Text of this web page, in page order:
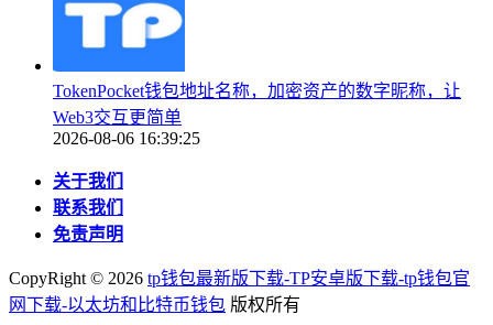
TokenPocket钱包地址名称，加密资产的数字昵称，让
Web3交互更简单
2026-08-06 16:39:25
关于我们
联系我们
免责声明
CopyRight © 2026 tp钱包最新版下载-TP安卓版下载-tp钱包官
网下载-以太坊和比特币钱包 版权所有